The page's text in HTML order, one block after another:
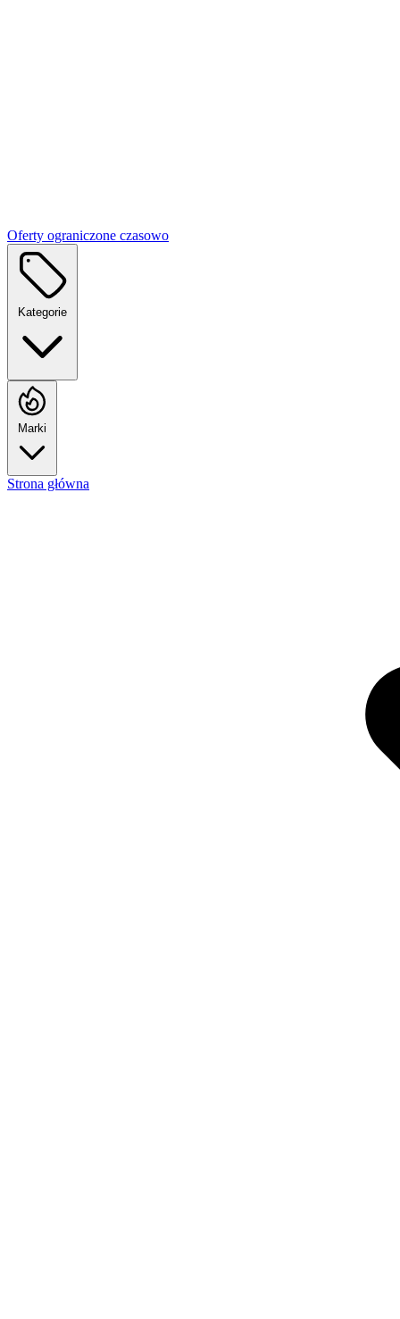
Oferty ograniczone czasowo
Kategorie
Marki
Strona główna